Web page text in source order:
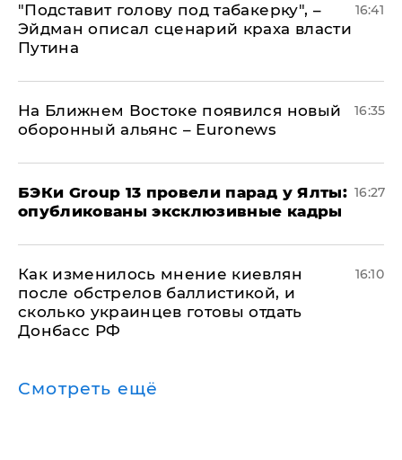
​"Подставит голову под табакерку", –
Эйдман описал сценарий краха власти
Путина
16:41
На Ближнем Востоке появился новый
оборонный альянс – Euronews
16:35
​БЭКи Group 13 провели парад у Ялты:
опубликованы эксклюзивные кадры
16:27
Как изменилось мнение киевлян
после обстрелов баллистикой, и
сколько украинцев готовы отдать
Донбасс РФ
16:10
Смотреть ещё